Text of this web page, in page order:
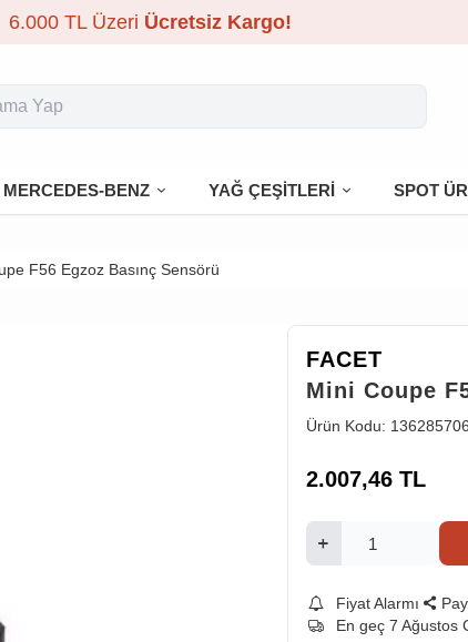
6.000 TL Üzeri Ücretsiz Kargo!
MERCEDES-BENZ YAĞ ÇEŞİTLERİ SPOT
F56 Egzoz Basınç Sensörü
FACET
Mini Coupe
Ürün Kodu:
2.007,46 TL
Fiyat Alarmı
En geç 7 Ağustos